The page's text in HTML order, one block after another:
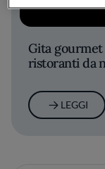
Gita gourmet
ristoranti da
LEGGI